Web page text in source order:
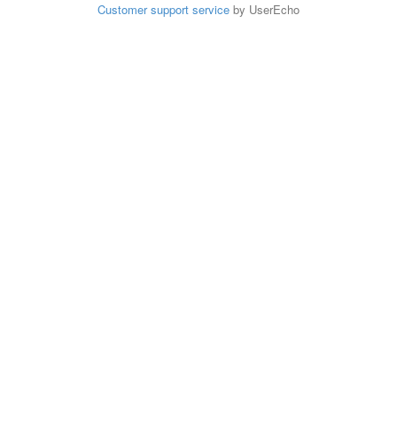
Customer support service by UserEcho